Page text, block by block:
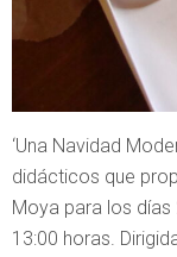
‘Una Navidad
didácticos que
Moya para los
13:00 horas.